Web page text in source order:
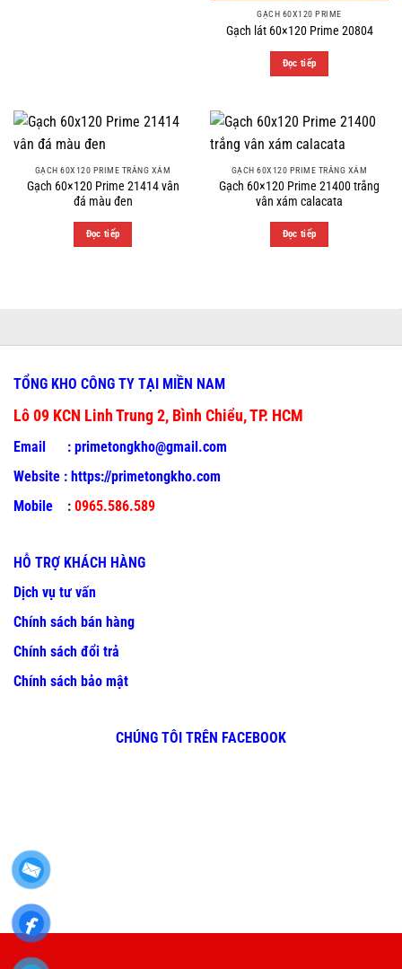
GẠCH 60X120 PRIME
Gạch lát 60×120 Prime 20804
Đọc tiếp
GẠCH 60X120 PRIME TRẮNG XÁM
Gạch 60×120 Prime 21414 vân
đá màu đen
Đọc tiếp
GẠCH 60X120 PRIME TRẮNG XÁM
Gạch 60×120 Prime 21400 trắng
vân xám calacata
Đọc tiếp
TỔNG KHO CÔNG TY TẠI MIỀN NAM
Lô 09 KCN Linh Trung 2, Bình Chiểu, TP. HCM
Email : primetongkho@gmail.com
Website : https://primetongkho.com
Mobile : 0965.586.589
HỖ TRỢ KHÁCH HÀNG
Dịch vụ tư vấn
Chính sách bán hàng
Chính sách đổi trả
Chính sách bảo mật
CHÚNG TÔI TRÊN FACEBOOK